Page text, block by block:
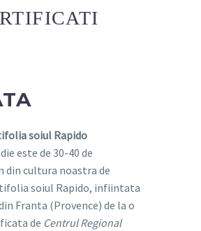
soiul Rapido
este de 30-40 de
cultura noastra de
soiul Rapido, infiintata
Franta (Provence) de la o
de Centrul Regional